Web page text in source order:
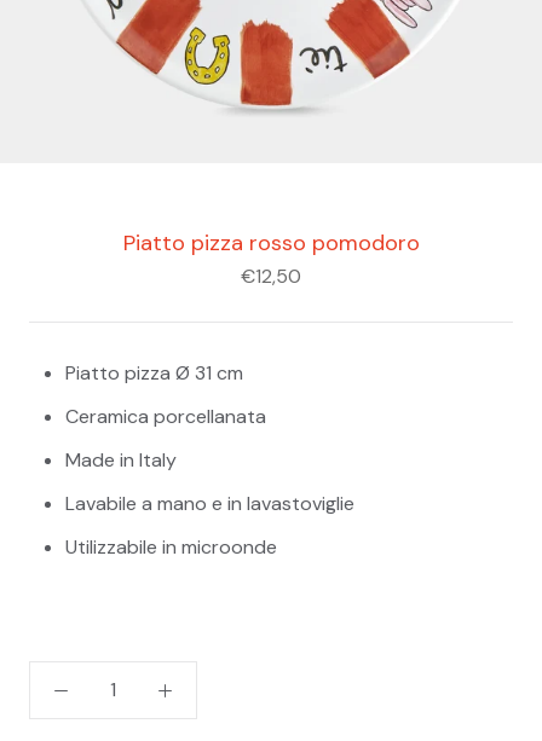
Piatto pizza rosso pomodoro
€12,50
Piatto pizza Ø 31 cm
Ceramica porcellanata
Made in Italy
Lavabile a mano e in lavastoviglie
Utilizzabile in microonde